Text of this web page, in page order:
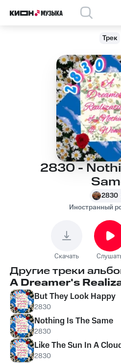
Трек
2830 -
2830
Иностранный
Скачать
Другие треки
A Dreamer's
But They Look Happy
2830
Nothing Is The Same
2830
Like The Sun In A
2830